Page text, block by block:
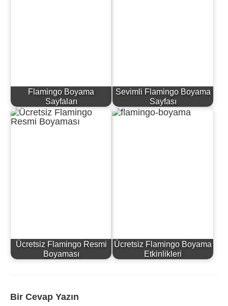
Flamingo Boyama
Sayfaları
Sevimli Flamingo Boyama
Sayfası
Ücretsiz Flamingo Resmi
Boyaması
Ücretsiz Flamingo Boyama
Etkinlikleri
Bir Cevap Yazın